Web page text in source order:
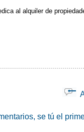
al alquiler de
se tú el